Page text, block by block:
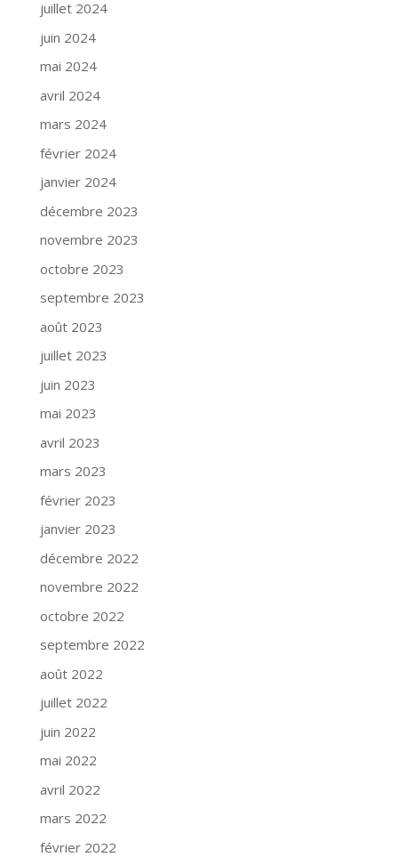
juillet 2024
juin 2024
mai 2024
avril 2024
mars 2024
février 2024
janvier 2024
décembre 2023
novembre 2023
octobre 2023
septembre 2023
août 2023
juillet 2023
juin 2023
mai 2023
avril 2023
mars 2023
février 2023
janvier 2023
décembre 2022
novembre 2022
octobre 2022
septembre 2022
août 2022
juillet 2022
juin 2022
mai 2022
avril 2022
mars 2022
février 2022